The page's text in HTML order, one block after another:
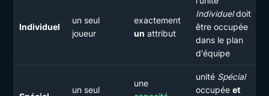
Individuel
un seul
joueur
exactement
un attribut
Individueldoit
être occupée
dans le plan
d'équipe
un seul
une
unité Spécial
occupée et